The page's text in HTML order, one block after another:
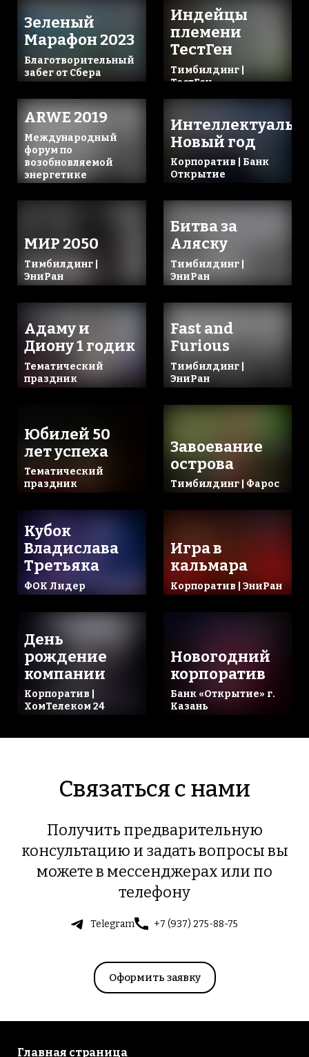
Зеленый
Марафон 2023
Благотворительный
забег от Сбера
Индейцы
племени
ТестГен
Тимбилдинг |
ТестГен
ARWE 2019
Международный
форум по
возобновляемой
энергетике
Новый год
Корпоратив | Банк
Открытие
МИР 2050
Тимбилдинг |
ЭниРан
Битва за
Аляску
Тимбилдинг |
ЭниРан
Адаму и
Диону 1 годик
Тематический
праздник
Fast and
Furious
Тимбилдинг |
ЭниРан
Юбилей 50
лет успеха
Тематический
праздник
Завоевание
острова
Тимбилдинг | Фарос
Кубок
Владислава
Третьяка
ФОК Лидер
Игра в
кальмара
Корпоратив | ЭниРан
День
рождение
компании
Корпоратив |
ХомТелеком 24
Новогодний
корпоратив
Банк «Открытие» г.
Казань
Связаться с нами
Получить предварительную
консультацию и задать вопросы вы
можете в мессенджерах или по
телефону
Telegram +7 (937) 275-88-75
Оформить заявку
Главная страница